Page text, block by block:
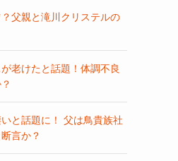
父親と滝川クリステルの
が老けたと話題！体調不良
と話題に！ 父は鳥貴族社
言か？